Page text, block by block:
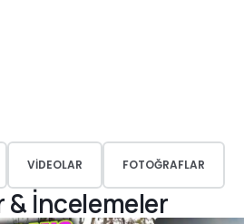
VIDEOLAR FOTOĞRAFLAR
& İncelemeler